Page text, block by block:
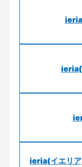
ieria(
ieria(イエリア